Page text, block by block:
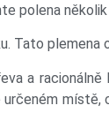
polena několik
Tato
a